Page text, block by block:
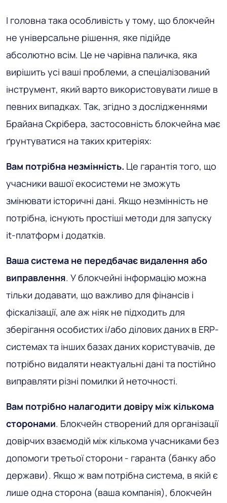
І головна така особливість у тому, що блокчейн
не універсальне рішення, яке підійде
абсолютно всім. Це не чарівна паличка, яка
вирішить усі ваші проблеми, а спеціалізований
інструмент, який варто використовувати лише в
певних випадках. Так, згідно з дослідженнями
Брайана Скрібера, застосовність блокчейна має
ґрунтуватися на таких критеріях:
Вам потрібна незмінність. Це гарантія того, що
учасники вашої екосистеми не зможуть
змінювати історичні дані. Якщо незмінність не
потрібна, існують простіші методи для запуску
it-платформ і додатків.
Ваша система не передбачає видалення або
виправлення. У блокчейні інформацію можна
тільки додавати, що важливо для фінансів і
фіскалізації, але аж ніяк не підходить для
зберігання особистих і/або ділових даних в ERP-
системах та інших базах даних користувачів, де
потрібно видаляти неактуальні дані та постійно
виправляти різні помилки й неточності.
Вам потрібно налагодити довіру між кількома
сторонами. Блокчейн створений для організації
довірчих взаємодій між кількома учасниками без
допомоги третьої сторони - гаранта (банку або
держави). Якщо ж вам потрібна система, в якій є
лише одна сторона (ваша компанія), блокчейн